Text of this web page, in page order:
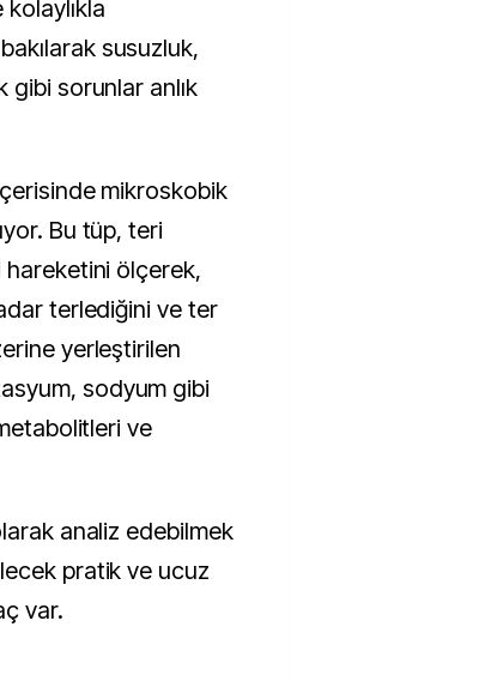
susuzluk,
gibi sorunlar anlık
mikroskobik
Bu tüp, teri
ölçerek,
terlediğini ve ter
yerleştirilen
sodyum gibi
ve
analiz edebilmek
pratik ve ucuz
var.